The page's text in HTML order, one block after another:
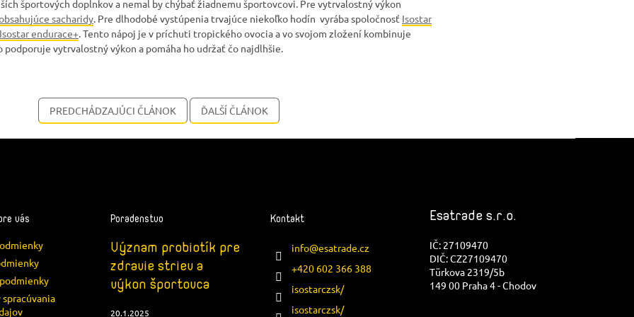
športových doplnkov a nemal by chýbať žiadnemu športovcovi. Pre vytrvalostný výkon
sacharidy . Pre dlhodobé vystúpenia trvajúce niekoľko hodín vyrába spoločnosť Isostar
endurace+ . Tento nápoj je v príchuti tropického ovocia a vo svojom zložení kombinuje
podporuje vytrvalostný výkon a pomáha ho udržať čo najdlhšie.
PREDCHÁDZAJÚCI ČLÁNOK ĎALŠÍ ČLÁNOK
vás Poradenstvo
Význam probiotík pre
zdravie striev a
výkon športovca
20.1.2025
Kontakt
info@esatrade.cz
+420 602 366 388
isostarczsk/
isostarczsk/
Esatrade s.r.o.
IČ: 27109470
DIČ: CZ27109470
Türkova 2319/5b
149 00 Praha 4 - Chodov